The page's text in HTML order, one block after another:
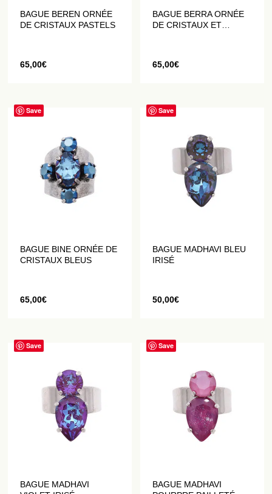
BAGUE BEREN ORNÉE
DE CRISTAUX PASTELS
65,00€
BAGUE BERRA ORNÉE
DE CRISTAUX ET
65,00€
Save
BAGUE BINE ORNÉE DE
CRISTAUX BLEUS
65,00€
Save
BAGUE MADHAVI BLEU
IRISÉ
50,00€
Save
BAGUE MADHAVI
Save
BAGUE MADHAVI